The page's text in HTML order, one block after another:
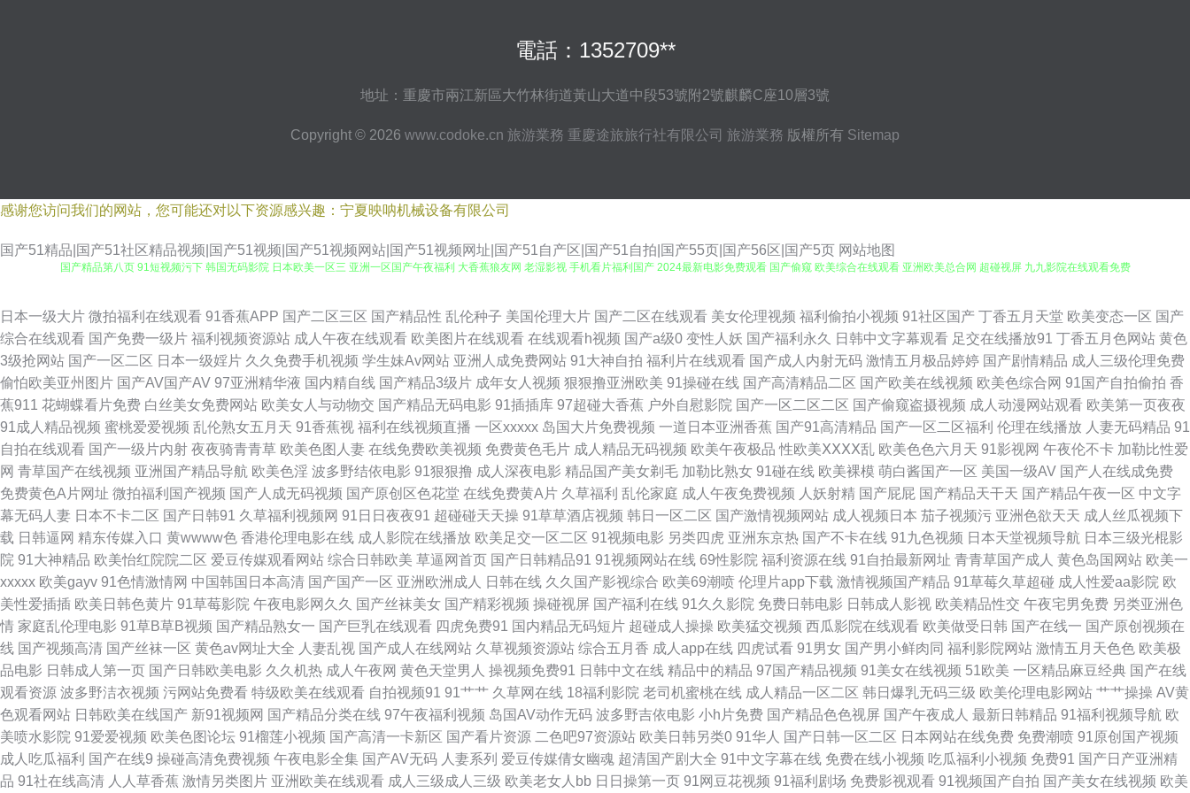
電話：1352709**
地址：重慶市兩江新區大竹林街道黃山大道中段53號附2號麒麟C座10層3號
Copyright © 2026 www.codoke.cn 旅游業務 重慶途旅旅行社有限公司 旅游業務 版權所有 Sitemap
感谢您访问我们的网站，您可能还对以下资源感兴趣：宁夏映呐机械设备有限公司
国产51精品|国产51社区精品视频|国产51视频|国产51视频网站|国产51视频网址|国产51自产区|国产51自拍|国产55页|国产56区|国产5页 网站地图
国产精品第八页 91短视频污下 韩国无码影院 日本欧美一区三 亚洲一区国产午夜福利 大香蕉狼友网 老湿影视 手机看片福利国产 2024最新电影免费观看 国产偷窥 欧美综合在线观看 亚洲欧美总合网 超碰视屏 九九影院在线观看免费
中文字幕在线视频一区 亚洲精品特黄在线观看 Bt 磁力 黄瓜视频在线免费观看 日本综合精品一区 亚洲自伯 成人浮力影院 九九精品成人免费国产 日韩色图网 在线人人车操人人看视频 国产suv 蜜桃视频下载污 天堂中文在线资源 51
视频免费看 国产精品一区午夜 欧美风情亚洲 西西4444w 97超碰免费在线 国产一产二产三精华液 区三区永久免费 一二三区水蜜桃 成人a大片在线观看 久草社区在线 日韩色综合网 在线观看国产精品三级 福利AV在线电影 欧美性爱
午夜福利 亚洲妇女无 成人免费观看在线看 亚洲黄色网址 操操黄了绿了 惠民福利日 神码影院 专注动漫的网站 国产吃瓜在线 欧美第一页在线 午夜视频在线观看 97人人视频 国产综合色网 情理伦片免费 亚洲美女一区二区三区 草草
亚洲插影院 精品国产24页 日韩a∨色中色导航 一级全黄男女免费大片 国产αv无 欧美1区 亚洲女性黄页网站 国产一区在线播放 网友自拍激情欧美亚洲 国产91丝袜 人妻久久东热 91看片免费下载 欧美人人艹 原来神马影院电视剧高清
观看 国产在线每日 视频网站一区二区三区 国产精品最新高清 日韩网友自拍区 91蜜桃在线播放 国产在线一品 日本不卡高清视频 亚洲中文字幕永远在线 成人乱人乱一 乱又伦精品视频 丝袜视频国产91 91露脸双飞 免费人成视频 最
新在线影院 久草视频资源网 伊人婷婷成人 国内精品一卡二卡三卡 香蕉福利网 99精品免视看动漫 海角社区尤物 日本成本人片视频免费 樱桃视频香蕉 亚洲综合一 电影天堂电影免费电影 了解最新日韩欧美中字 婷婷香蕉 91国产福利
视频 国产欧美亚洲 欧美日韩亚洲中文综合 亚洲国产高清在线动漫 bt种子磁力搜索网站 黑丝国产素人 日韩教师另类自拍 又爽又黄又屋遮挡 免费操性逼色 不戴套干已 欧美午夜刺激影院 影视大全在线免费观电影天堂 丰满老熟好大
bbb 免费短视频分享大全 网址在线 91久久一 国产破外女出血视频 日本操逼网 久久国产三级久久 亚洲丝袜91视频 国产极品少 欧美日韩福利电影一区 亚洲电影自 bt天堂电影 韩日三级网站 日本免费在线观看a 福利院av 欧美成a 午
夜在线国产盗摄视频 99精品免视看一日韩 91资源共享总站 欧美丝袜一区二区 在线国产资源 国产精品一区二区亚 欧洲亚洲三区二 一区免费视频 福利电影一区 欧美妇岳淫伦视频 下载网站大全 日本高清欧美国产 在线观看无需 国产
精品大片在线看 欧美日本中文字幕 亚洲欧美不卡 成全视频免费观看在线下载 美女被爽c 污污视频在线免 97人人操在线 国在线视频 日本一本二本三区免费 中文字幕日99婷婷 国产精品沙发午睡系列 欧美一级高清电影免费 亚洲一
区综合 大陆国产 美女强网址 网站在在线观看视频 99精品人 黄色香蕉 日韩小u女一区二区三 中文字幕又粗又长 国产精品玖玖玖 欧美精品中文字幕蜜桃 亚洲AV久久久噜噜噜熟女软件 vip热播电视剧 久草网站在线 十八岁污网 91精
日本一级大片 微拍福利在线观看 91香蕉APP 国产二区三区 国产精品性 乱伦种子 美国伦理大片 国产二区在线观看 美女伦理视频 福利偷拍小视频 91社区国产 丁香五月天堂 欧美变态一区 国产
综合在线观看 国产免费一级片 福利视频资源站 成人午夜在线观看 欧美图片在线观看 在线观看h视频 国产a级0 变性人妖 国产福利永久 日韩中文字幕观看 足交在线播放91 丁香五月色网站 黄色
3级抢网站 国产一区二区 日本一级婬片 久久免费手机视频 学生妹Av网站 亚洲人成免费网站 91大神自拍 福利片在线观看 国产成人内射无码 激情五月极品婷婷 国产剧情精品 成人三级伦理免费
偷怕欧美亚州图片 国产AV国产AV 97亚洲精华液 国内精自线 国产精品3级片 成年女人视频 狠狠撸亚洲欧美 91操碰在线 国产高清精品二区 国产欧美在线视频 欧美色综合网 91国产自拍偷拍 香
蕉911 花蝴蝶看片免费 白丝美女免费网站 欧美女人与动物交 国产精品无码电影 91插插库 97超碰大香蕉 户外自慰影院 国产一区二区二区 国产偷窥盗摄视频 成人动漫网站观看 欧美第一页夜夜
91成人精品视频 蜜桃爱爱视频 乱伦熟女五月天 91香蕉视 福利在线视频直播 一区xxxxx 岛国大片免费视频 一道日本亚洲香蕉 国产91高清精品 国产一区二区福利 伦理在线播放 人妻无码精品 91
自拍在线观看 国产一级片内射 夜夜骑青青草 欧美色图人妻 在线免费欧美视频 免费黄色毛片 成人精品无码视频 欧美午夜极品 性欧美ⅩⅩⅩⅩ乱 欧美色色六月天 91影视网 午夜伦不卡 加勒比性爱
网 青草国产在线视频 亚洲国产精品导航 欧美色淫 波多野结依电影 91狠狠撸 成人深夜电影 精品国产美女剃毛 加勒比熟女 91碰在线 欧美裸模 萌白酱国产一区 美国一级AV 国产人在线成免费
免费黄色A片网址 微拍福利国产视频 国产人成无码视频 国产原创区色花堂 在线免费黄A片 久草福利 乱伦家庭 成人午夜免费视频 人妖射精 国产屁屁 国产精品天干天 国产精品午夜一区 中文字
幕无码人妻 日本不卡二区 国产日韩91 久草福利视频网 91日日夜夜91 超碰碰天天操 91草草酒店视频 韩日一区二区 国产激情视频网站 成人视频日本 茄子视频污 亚洲色欲天天 成人丝瓜视频下
载 日韩逼网 精东传媒入口 黄wwww色 香港伦理电影在线 成人影院在线播放 欧美足交一区二区 91视频电影 另类四虎 亚洲东京热 国产不卡在线 91九色视频 日本天堂视频导航 日本三级光棍影
院 91大神精品 欧美怡红院院二区 爱豆传媒观看网站 综合日韩欧美 草逼网首页 国产日韩精品91 91视频网站在线 69性影院 福利资源在线 91自拍最新网址 青青草国产成人 黄色岛国网站 欧美一
xxxxx 欧美gayv 91色情激情网 中国韩国日本高清 国产国产一区 亚洲欧洲成人 日韩在线 久久国产影视综合 欧美69潮喷 伦理片app下载 激情视频国产精品 91草莓久草超碰 成人性爱aa影院 欧
美性爱插插 欧美日韩色黄片 91草莓影院 午夜电影网久久 国产丝袜美女 国产精彩视频 操碰视屏 国产福利在线 91久久影院 免费日韩电影 日韩成人影视 欧美精品性交 午夜宅男免费 另类亚洲色
情 家庭乱伦理电影 91草B草B视频 国产精品熟女一 国产巨乳在线观看 四虎免费91 国内精品无码短片 超碰成人操操 欧美猛交视频 西瓜影院在线观看 欧美做受日韩 国产在线一 国产原创视频在
线 国产视频高清 国产丝袜一区 黄色av网址大全 人妻乱视 国产成人在线网站 久草视频资源站 综合五月香 成人app在线 四虎试看 91男女 国产男小鲜肉同 福利影院网站 激情五月天色色 欧美极
品电影 日韩成人第一页 国产日韩欧美电影 久久机热 成人午夜网 黄色天堂男人 操视频免费91 日韩中文在线 精品中的精品 97国产精品视频 91美女在线视频 51欧美 一区精品麻豆经典 国产在线
观看资源 波多野洁衣视频 污网站免费看 特级欧美在线观看 自拍视频91 91艹艹 久草网在线 18福利影院 老司机蜜桃在线 成人精品一区二区 韩日爆乳无码三级 欧美伦理电影网站 艹艹操操 AV黄
色观看网站 日韩欧美在线国产 新91视频网 国产精品分类在线 97午夜福利视频 岛国AV动作无码 波多野吉依电影 小h片免费 国产精品色色视屏 国产午夜成人 最新日韩精品 91福利视频导航 欧
美喷水影院 91爱爱视频 欧美色图论坛 91榴莲小视频 国产高清一卡新区 国产看片资源 二色吧97资源站 欧美日韩另类0 91华人 国产日韩一区二区 日本网站在线免费 免费潮喷 91原创国产视频
成人吃瓜福利 国产在线9 操碰高清免费视频 午夜电影全集 国产AV无码 人妻系列 爱豆传媒倩女幽魂 超清国产剧大全 91中文字幕在线 免费在线小视频 吃瓜福利小视频 免费91 国产日产亚洲精
品 91社在线高清 人人草香蕉 激情另类图片 亚洲欧美在线观看 成人三级成人三级 欧美老女人bb 日日操第一页 91网豆花视频 91福利剧场 免费影视观看 91视频国产自拍 国产美女在线视频 欧美